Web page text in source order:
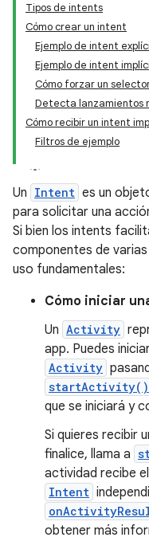
Tipos de intents
Cómo crear un intent
Ejemplo de intent
Ejemplo de intent
Cómo forzar un
Detecta lanzamientos
Cómo recibir un intent
Filtros de ejemplo
Un Intent es un
para solicitar una
Si bien los intents
componentes de
uso fundamentales:
Cómo iniciar
Un Activity
app. Puedes
Activity
startActivity()
que se iniciará y
Si quieres recibir
finalice, llama a
actividad recibe
Intent
obtener más